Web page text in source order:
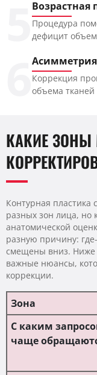
Возрастная
Процедура
дефицит
Коррекция
объема
КАКИЕ
Контурная
разных зон лица, но
анатомической
разную причину:
смещены вниз. Ниже
важные нюансы,
коррекции.